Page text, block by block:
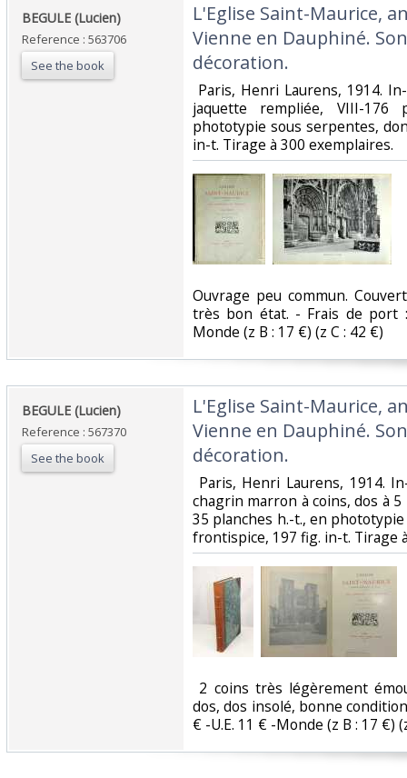
‎BEGULE (Lucien)‎
Reference : 563706
See the book
‎L'Eglise Saint-Maurice,
Vienne en Dauphiné.
décoration.‎
Paris, Henri Laurens, 1914.
jaquette rempliée, VIII-
phototypie sous serpentes,
in-t. Tirage à 300 exemplaires. ‎
‎Ouvrage peu commun.
très bon état. - Frais de port
Monde (z B : 17 €) (z C : 42 €) ‎
‎BEGULE (Lucien)‎
Reference : 567370
See the book
‎L'Eglise Saint-Maurice,
Vienne en Dauphiné.
décoration.‎
Paris, Henri Laurens, 1914.
chagrin marron à coins, dos à
35 planches h.-t., en
frontispice, 197 fig. in-t. Tirage
2 coins très légèrement
dos, dos insolé, bonne
€ -U.E. 11 € -Monde (z B : 17 €)